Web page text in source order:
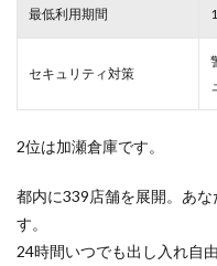
最低利用期間
セキュリティ対策
2位は加瀬倉庫です。
都内に339店舗を展開。あ
す。
24時間いつでも出し入れ自